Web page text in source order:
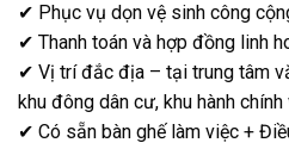
✔ Phục vụ dọn vệ sinh công
✔ Thanh toán và hợp đồng linh
✔ Vị trí đắc địa – tại trung tâm
khu đông dân cư, khu hành
✔ Có sẵn bàn ghế làm việc +